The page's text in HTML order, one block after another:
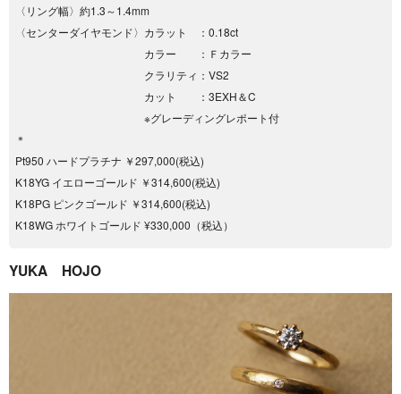
〈リング幅〉約1.3～1.4mm
〈センターダイヤモンド〉カラット ：0.18ct
カラー ：Ｆカラー
クラリティ：VS2
カット ：3EXH＆C
※グレーディングレポート付
＊
Pt950 ハードプラチナ ￥297,000(税込)
K18YG イエローゴールド ￥314,600(税込)
K18PG ピンクゴールド ￥314,600(税込)
K18WG ホワイトゴールド ¥330,000（税込）
YUKA HOJO